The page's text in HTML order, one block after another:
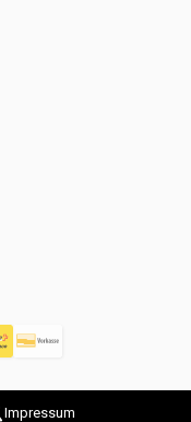
Impressum